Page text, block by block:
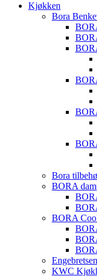
Kjøkken
Bora
Bora
BORA
BORA
KWC